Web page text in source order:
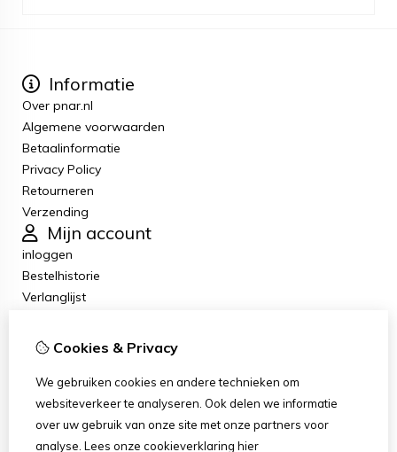
Informatie
Over pnar.nl
Algemene voorwaarden
Betaalinformatie
Privacy Policy
Retourneren
Verzending
Mijn account
inloggen
Bestelhistorie
Verlanglijst
Klantenservice
Retourneren
Sitemap
Klachten
Klantenservice contact
Cookies & Privacy
We gebruiken cookies en andere technieken om
websiteverkeer te analyseren. Ook delen we informatie
over uw gebruik van onze site met onze partners voor
analyse. Lees onze cookieverklaring hier